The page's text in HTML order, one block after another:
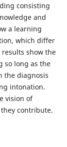
consisting
and
a learning
which differ
show the
so long as the
the diagnosis
intonation.
vision of
contribute.